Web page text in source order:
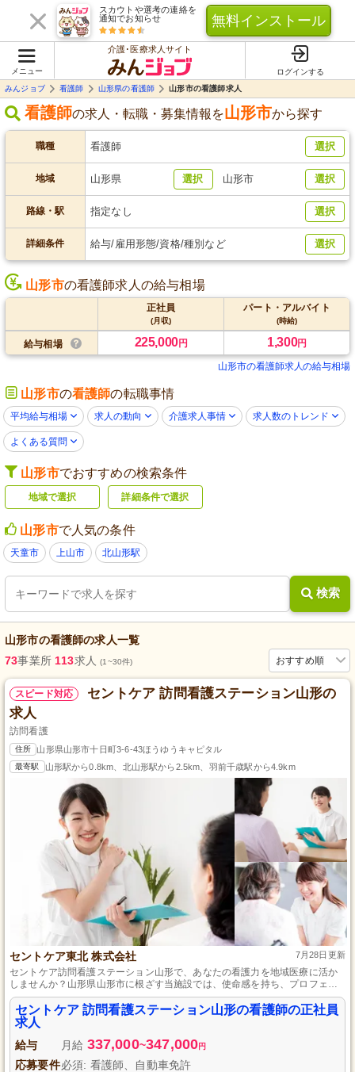
スカウトや選考の連絡を
通知でお知らせ
無料インストール
メニュー
介護･医療求人サイト
ログインする
みんジョブ
看護師 山形県の看護師 山形市の看護師求人
看護師の求人・転職・募集情報を山形市から探す
職種 看護師 選択
地域 山形県 選択 山形市 選択
路線・駅 指定なし 選択
詳細条件 給与/雇用形態/資格/種別など 選択
山形市の看護師求人の給与相場
正社員
(月収)
パート・アルバイト
(時給)
給与相場 225,000円 1,300円
山形市の看護師求人の給与相場
山形市の看護師の転職事情
平均給与相場 求人の動向 介護求人事情 求人数のトレンド
よくある質問
山形市でおすすめの検索条件
地域で選択 詳細条件で選択
山形市で人気の条件
天童市 上山市 北山形駅
検索
山形市の看護師の求人一覧
おすすめ順
73事業所 113求人(1~30件)
スピード対応
セントケア 訪問看護ステーション山形の
求人
訪問看護
住所 山形県山形市十日町3-6-43ほうゆうキャピタル
最寄駅 山形駅から0.8km、北山形駅から2.5km、羽前千歳駅から4.9km
セントケア東北 株式会社 7月28日更新
セントケア訪問看護ステーション山形で、あなたの看護力を地域医療に活か
しませんか？山形県山形市に根ざす当施設では、使命感を持ち、プロフェッ
ショナルとして成長したい看護師を募集しています。未経験でも施設長への
ステップアップが可能で、自動車免許をお持ちの方に最適な環境です。正社
員として安定した働きがいのあるポジションで、一緒に地域の健康と生活の
質の向上に貢献しましょう。
セントケア 訪問看護ステーション山形の看護師の正社員
求人
給与 月給 337,000~347,000円
応募要件必須: 看護師、自動車免許